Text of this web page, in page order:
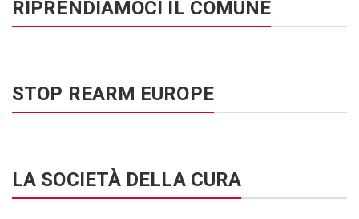
RIPRENDIAMOCI IL COMUNE
STOP REARM EUROPE
LA SOCIETÀ DELLA CURA